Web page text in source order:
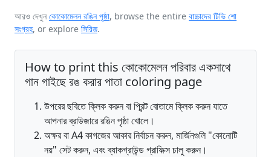
আরও দেখুনকোকোমেলন রঙিন পৃষ্ঠা, browse the entire বাচ্চাদের টিভি শো
সংগ্রহ, or explore সিরিজ.
How to print this কোকোমেলন পরিবার একসাথে
গান গাইছে রঙ করার পাতা coloring page
উপরের ছবিতে ক্লিক করুন বা প্রিন্ট বোতামে ক্লিক করুন যাতে
আপনার ব্রাউজারে রঙিন পৃষ্ঠা খোলে।
অক্ষর বা A4 কাগজের আকার নির্বাচন করুন, মার্জিনগুলি "কোনোটি
নয়" সেট করুন, এবং ব্যাকগ্রাউন্ড গ্রাফিক্স চালু করুন।